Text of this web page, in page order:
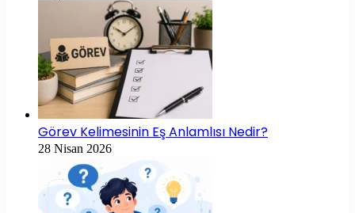
Görev Kelimesinin Eş Anlamlısı Nedir?
28 Nisan 2026